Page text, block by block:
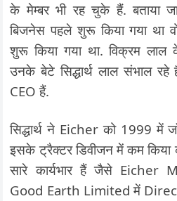
के मेम्बर भी रह चुके हैं. बताया
बिजनेस पहले शुरू किया गया था वो
शुरू किया गया था. विक्रम
उनके बेटे सिद्धार्थ लाल संभाल रहे
CEO हैं.
सिद्धार्थ ने Eicher को 1999 में
इसके ट्रैक्टर डिवीजन में कम
सारे कार्यभार हैं जैसे Eicher
Good Earth Limited में